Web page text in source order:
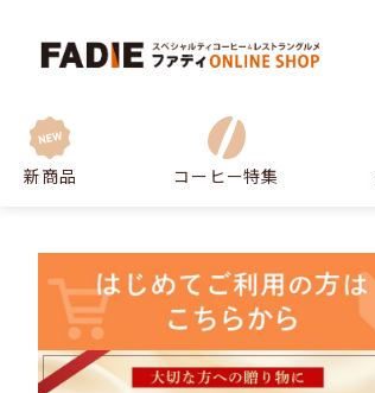
新商品 コーヒー特集